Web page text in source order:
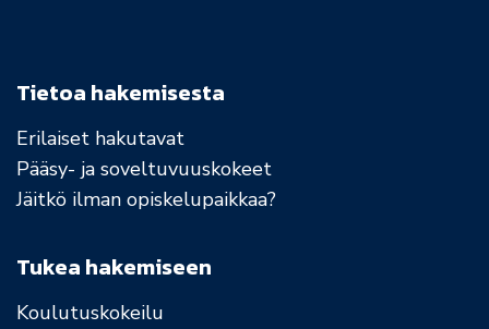
Tietoa hakemisesta
Erilaiset hakutavat
Pääsy- ja soveltuvuuskokeet
Jäitkö ilman opiskelupaikkaa?
Tukea hakemiseen
Koulutuskokeilu